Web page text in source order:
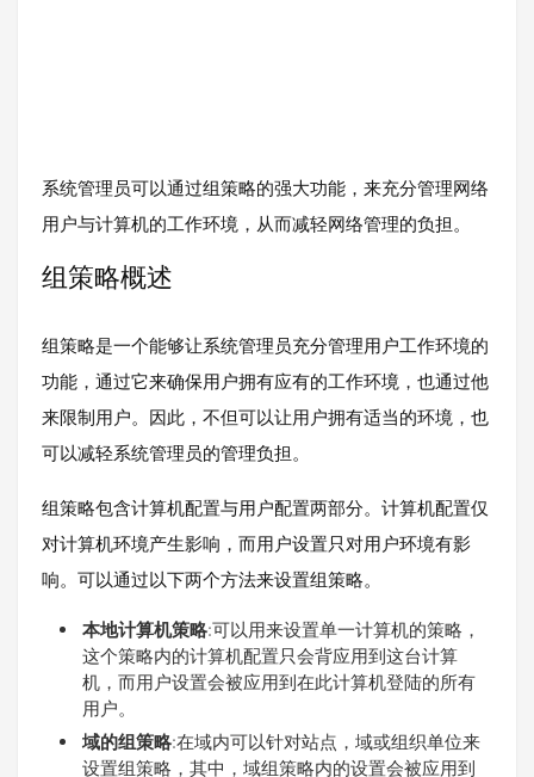
系统管理员可以通过组策略的强大功能，来充分管理网络
用户与计算机的工作环境，从而减轻网络管理的负担。
组策略概述
组策略是一个能够让系统管理员充分管理用户工作环境的
功能，通过它来确保用户拥有应有的工作环境，也通过他
来限制用户。因此，不但可以让用户拥有适当的环境，也
可以减轻系统管理员的管理负担。
组策略包含计算机配置与用户配置两部分。计算机配置仅
对计算机环境产生影响，而用户设置只对用户环境有影
响。可以通过以下两个方法来设置组策略。
本地计算机策略:可以用来设置单一计算机的策略，
这个策略内的计算机配置只会背应用到这台计算
机，而用户设置会被应用到在此计算机登陆的所有
用户。
域的组策略:在域内可以针对站点，域或组织单位来
设置组策略，其中，域组策略内的设置会被应用到